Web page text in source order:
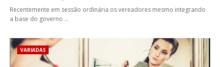
Recentemente em sessão ordinária os vereadores mesmo integrando
a base do governo …
VARIADAS